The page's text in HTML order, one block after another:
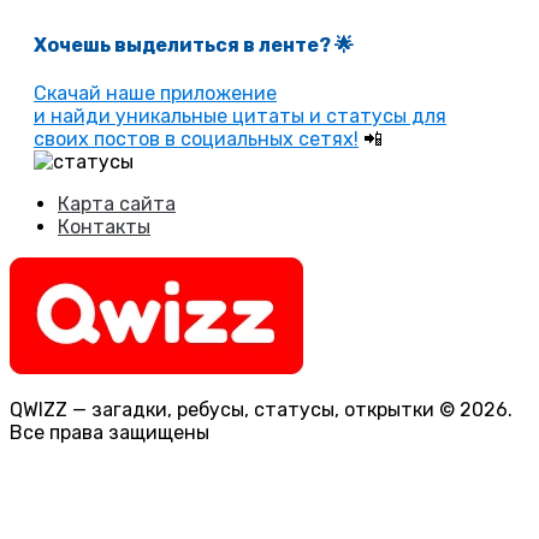
Хочешь выделиться в ленте? 🌟
Скачай наше приложение
и найди уникальные цитаты и статусы для
своих постов в социальных сетях! 📲
Карта сайта
Контакты
QWIZZ — загадки, ребусы, статусы, открытки © 2026.
Все права защищены